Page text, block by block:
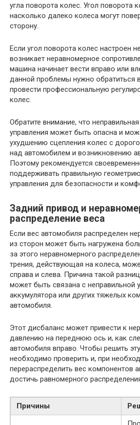
угла поворота колес. Угол поворота
насколько далеко колеса могут
сторону.
Если угол поворота колес настроен
возникает неравномерное
машина начинает вести вправо или
данной проблемы нужно обратиться
провести профессиональную
колес.
Обратите внимание, что
управления может быть опасна и
ухудшению сцепления колес с
над автомобилем и возникновению
Поэтому рекомендуется
поддерживать правильную
управления для безопасности и
Задний привод и
распределение веса
Если вес автомобиля распределен
из сторон может быть нагружена
за этого неравномерного
трения, действующая на колеса,
справа и слева. Причина такой
может быть связана с неправильной
аккумулятора или других тяжелых
автомобиля.
Этот дисбаланс может привести к
давлению на переднюю ось и, как
автомобиля вправо. Чтобы решить
необходимо проверить и, при
перераспределить вес компонентов
достичь равномерного
Причины